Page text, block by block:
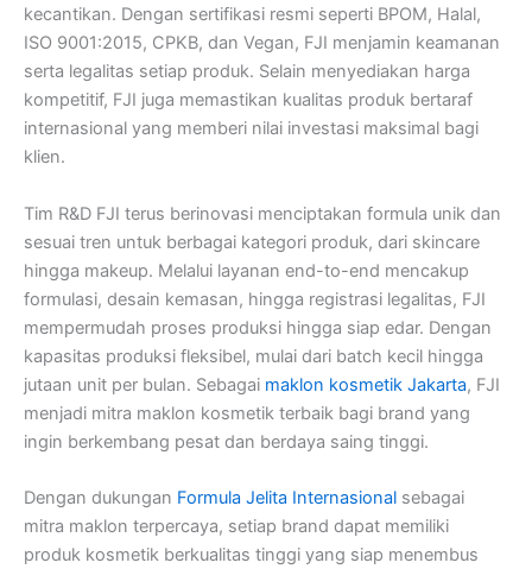
kecantikan. Dengan sertifikasi resmi seperti BPOM, Halal,
ISO 9001:2015, CPKB, dan Vegan, FJI menjamin keamanan
serta legalitas setiap produk. Selain menyediakan harga
kompetitif, FJI juga memastikan kualitas produk bertaraf
internasional yang memberi nilai investasi maksimal bagi
klien.
Tim R&D FJI terus berinovasi menciptakan formula unik dan
sesuai tren untuk berbagai kategori produk, dari skincare
hingga makeup. Melalui layanan end-to-end mencakup
formulasi, desain kemasan, hingga registrasi legalitas, FJI
mempermudah proses produksi hingga siap edar. Dengan
kapasitas produksi fleksibel, mulai dari batch kecil hingga
jutaan unit per bulan. Sebagai maklon kosmetik Jakarta, FJI
menjadi mitra maklon kosmetik terbaik bagi brand yang
ingin berkembang pesat dan berdaya saing tinggi.
Dengan dukungan Formula Jelita Internasional sebagai
mitra maklon terpercaya, setiap brand dapat memiliki
produk kosmetik berkualitas tinggi yang siap menembus